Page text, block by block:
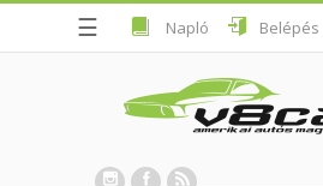
☰ Napló Belépés